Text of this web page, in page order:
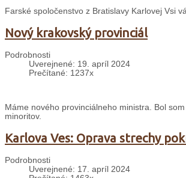
Farské spoločenstvo z Bratislavy Karlovej Vsi
Nový krakovský provinciál
Podrobnosti
Uverejnené: 19. apríl 2024
Prečítané: 1237x
Máme nového provinciálneho ministra. Bol
minoritov.
Karlova Ves: Oprava strechy
Podrobnosti
Uverejnené: 17. apríl 2024